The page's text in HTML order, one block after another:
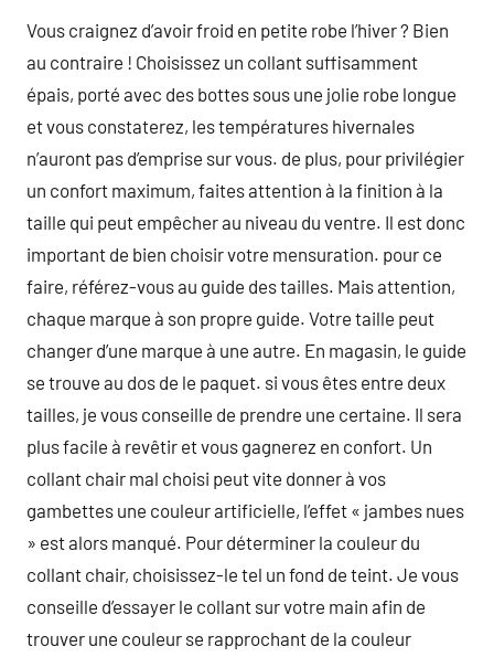
Vous craignez d’avoir froid en petite robe l’hiver ? Bien
au contraire ! Choisissez un collant suffisamment
épais, porté avec des bottes sous une jolie robe longue
et vous constaterez, les températures hivernales
n’auront pas d’emprise sur vous. de plus, pour privilégier
un confort maximum, faites attention à la finition à la
taille qui peut empêcher au niveau du ventre. Il est donc
important de bien choisir votre mensuration. pour ce
faire, référez-vous au guide des tailles. Mais attention,
chaque marque à son propre guide. Votre taille peut
changer d’une marque à une autre. En magasin, le guide
se trouve au dos de le paquet. si vous êtes entre deux
tailles, je vous conseille de prendre une certaine. Il sera
plus facile à revêtir et vous gagnerez en confort. Un
collant chair mal choisi peut vite donner à vos
gambettes une couleur artificielle, l’effet « jambes nues
» est alors manqué. Pour déterminer la couleur du
collant chair, choisissez-le tel un fond de teint. Je vous
conseille d’essayer le collant sur votre main afin de
trouver une couleur se rapprochant de la couleur